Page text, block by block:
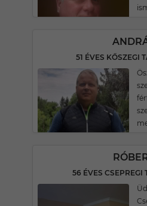
51 ÉVES KŐSZEGI
56 ÉVES CSEPREGI